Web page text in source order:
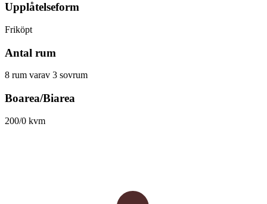
Upplåtelseform
Friköpt
Antal rum
8 rum varav 3 sovrum
Boarea/Biarea
200/0 kvm